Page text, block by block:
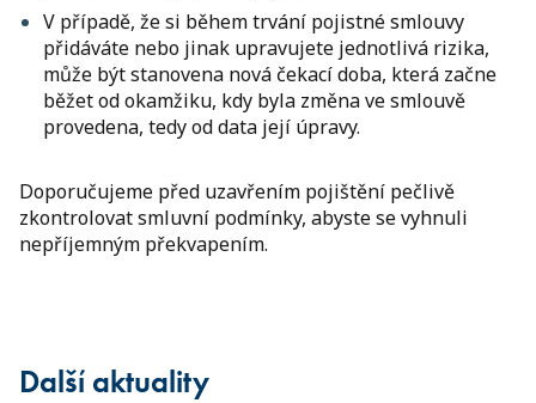
V případě, že si během trvání pojistné smlouvy
přidáváte nebo jinak upravujete jednotlivá rizika,
může být stanovena nová čekací doba, která začne
běžet od okamžiku, kdy byla změna ve smlouvě
provedena, tedy od data její úpravy.
Doporučujeme před uzavřením pojištění pečlivě
zkontrolovat smluvní podmínky, abyste se vyhnuli
nepříjemným překvapením.
Další aktuality